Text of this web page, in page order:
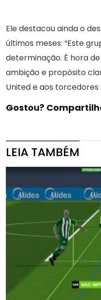
Ele destacou ainda o
últimos meses: “Este
determinação. É hora
ambição e propósito
United e aos torcedores
Gostou?
LEIA TAMBÉM